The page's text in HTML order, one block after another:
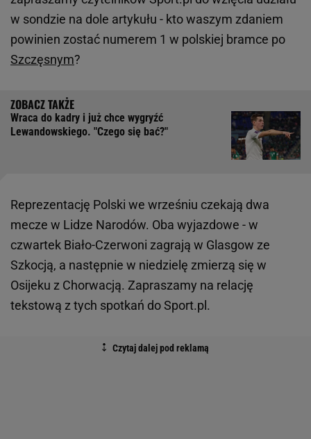
w sondzie na dole artykułu - kto waszym zdaniem
powinien zostać numerem 1 w polskiej bramce po
Szczęsnym?
Wraca do kadry i już chce wygryźć
Lewandowskiego. "Czego się bać?"
Reprezentację Polski we wrześniu czekają dwa
mecze w Lidze Narodów. Oba wyjazdowe - w
czwartek Biało-Czerwoni zagrają w Glasgow ze
Szkocją, a następnie w niedzielę zmierzą się w
Osijeku z Chorwacją. Zapraszamy na relację
tekstową z tych spotkań do Sport.pl.